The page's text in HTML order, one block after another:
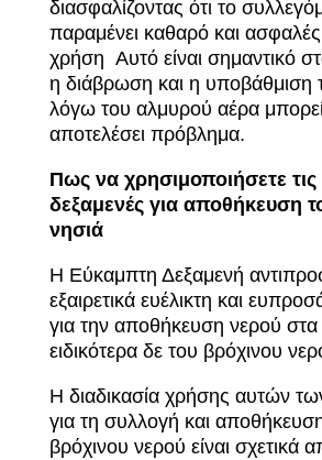
διασφαλίζοντας ότι το
παραμένει καθαρό και ασφαλές
χρήση Αυτό είναι σημαντικό
η διάβρωση καιη υποβάθμιση
λόγω του αλμυρού αέρα
αποτελέσει πρόβλημα.
Πως να χρησιμοποιήσετε
δεξαμενές για αποθήκευση
νησιά
Η Εύκαμπτη Δεξαμενή
εξαιρετικά ευέλικτη και
για την αποθήκευση νερού στα
ειδικότερα δε του βρόχινου
Η διαδικασία χρήσης αυτών
για τη συλλογή και
βρόχινου νερού είναι σχετικά